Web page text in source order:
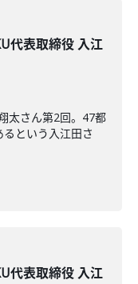
代表取締役 入江
太さん第2回。47都
という入江田さ
代表取締役 入江